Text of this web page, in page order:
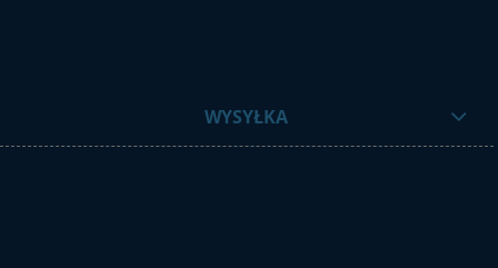
WYSYŁKA